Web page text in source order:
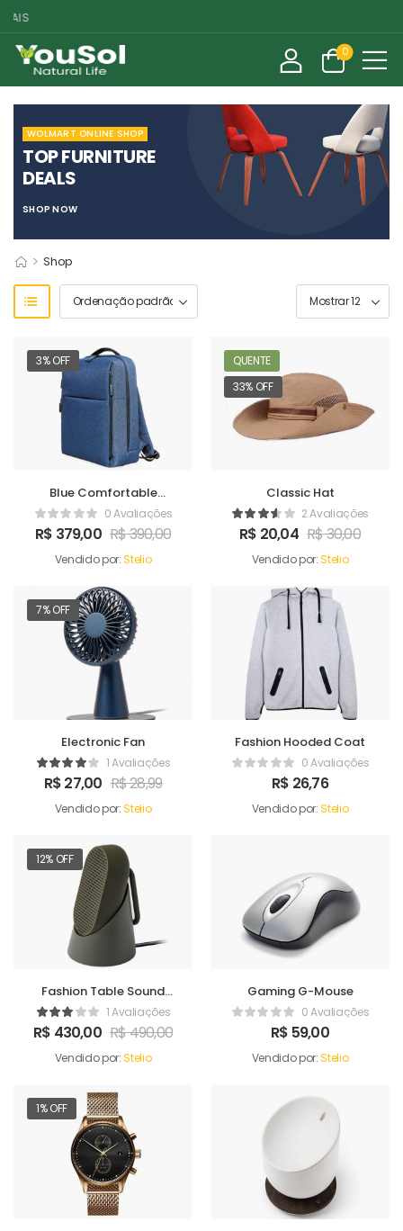
0
WOLMART ONLINE SHOP
TOP FURNITURE
DEALS
SHOP NOW
> Shop
3% OFF
Blue Comfortable
Satchel0 Avaliações
R$ 379,00 R$390,00
Vendido por:Stelio
QUENTE
33% OFF
Classic Hat
2 Avaliações
R$ 20,04 R$30,00
Vendido por:Stelio
7% OFF
Electronic Fan
1 Avaliações
R$27,00 R$28,99
Vendido por:Stelio
Fashion Hooded Coat
0 Avaliações
R$ 26,76
Vendido por:Stelio
12% OFF
Fashion Table Sound
Maker1 Avaliações
R$ 430,00 R$490,00
Vendido por:Stelio
Gaming G-Mouse
0 Avaliações
R$ 59,00
Vendido por:Stelio
1% OFF